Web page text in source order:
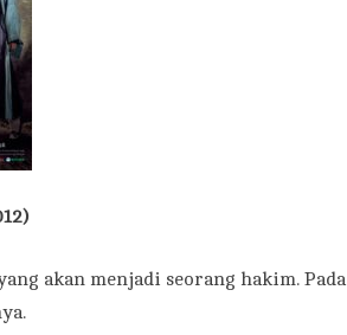
akan menjadi seorang hakim. Pada